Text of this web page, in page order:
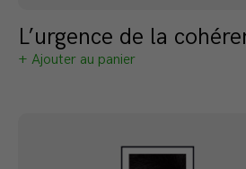
L’urgence de la
+ Ajouter au panier